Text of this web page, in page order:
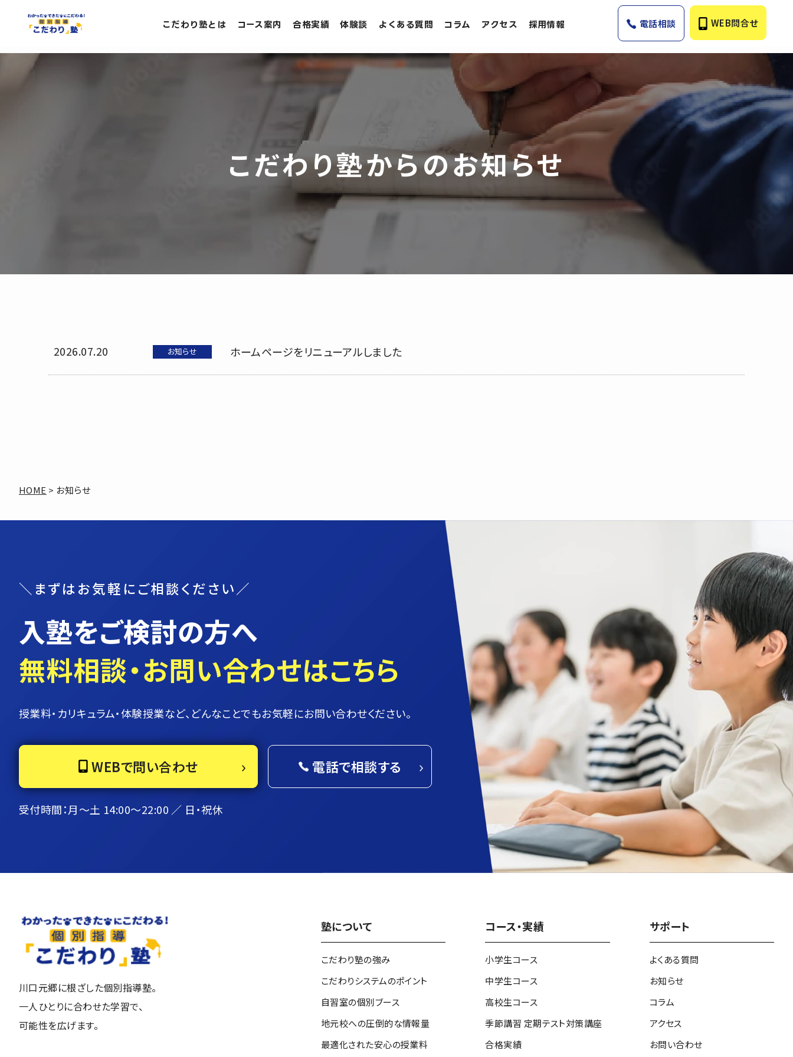
こだわり塾とは コース案内 合格実績 体験談 よくある質問 コラム アクセス 採用情報 電話相談 WEB問合せ
こだわり塾からのお知らせ
2026.07.20 お知らせ ホームページをリニューアルしました
HOME > お知らせ
＼まずはお気軽にご相談ください／
入塾をご検討の方へ
無料相談・お問い合わせはこちら
授業料・カリキュラム・体験授業など、どんなことでもお気軽にお問い合わせください。
WEBで問い合わせ 電話で相談する
受付時間：月〜土 14:00～22:00 ／ 日・祝休
川口元郷に根ざした個別指導塾。
一人ひとりに合わせた学習で、
可能性を広げます。
塾について
こだわり塾の強み
こだわりシステムのポイント
自習室の個別ブース
地元校への圧倒的な情報量
最適化された安心の授業料
コース・実績
小学生コース
中学生コース
高校生コース
季節講習 定期テスト対策講座
合格実績
サポート
よくある質問
お知らせ
コラム
アクセス
お問い合わせ